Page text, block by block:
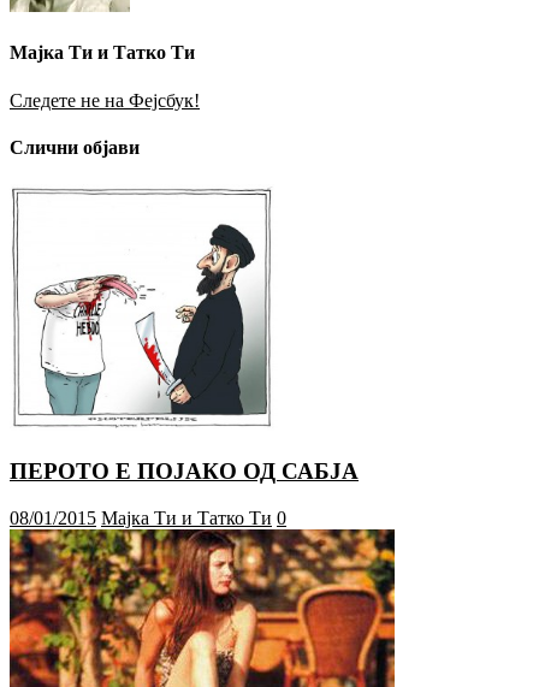
Мајка Ти и Татко Ти
Следете не на Фејсбук!
Слични објави
ПЕРОТО Е ПОЈАКО ОД САБЈА
08/01/2015 Мајка Ти и Татко Ти 0